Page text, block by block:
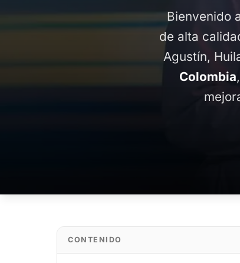
Bienvenido
de alta
Agustín,
Colombia
CONTENIDO